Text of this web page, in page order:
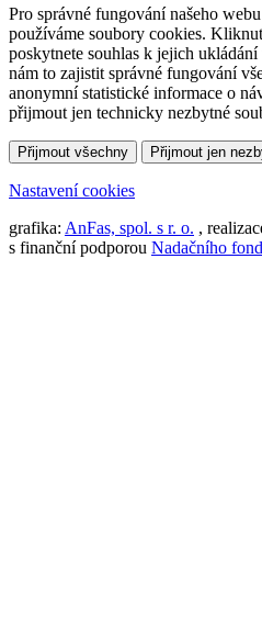
Pro správné fungování našeho
používáme soubory cookies.
poskytnete souhlas k jejich
nám to zajistit správné fungování
anonymní statistické informace o
přijmout jen technicky nezbytné
Přijmout všechny Přijmout jen
Nastavení cookies
grafika: AnFas, spol. s r. o. ,
s finanční podporou Nadačního